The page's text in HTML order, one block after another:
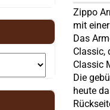
Zippo
mit
Das
Classic,
Classic
Die
heute